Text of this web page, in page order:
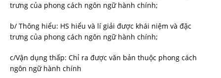
trưng của phong cách ngôn ngữ hành chính;
b/ Thông hiểu: HS hiểu và lí giải được khái niệm và đặc
trưng của phong cách ngôn ngữ hành chính;
c/Vận dụng thấp: Chỉ ra được văn bản thuộc phong cách
ngôn ngữ hành chính